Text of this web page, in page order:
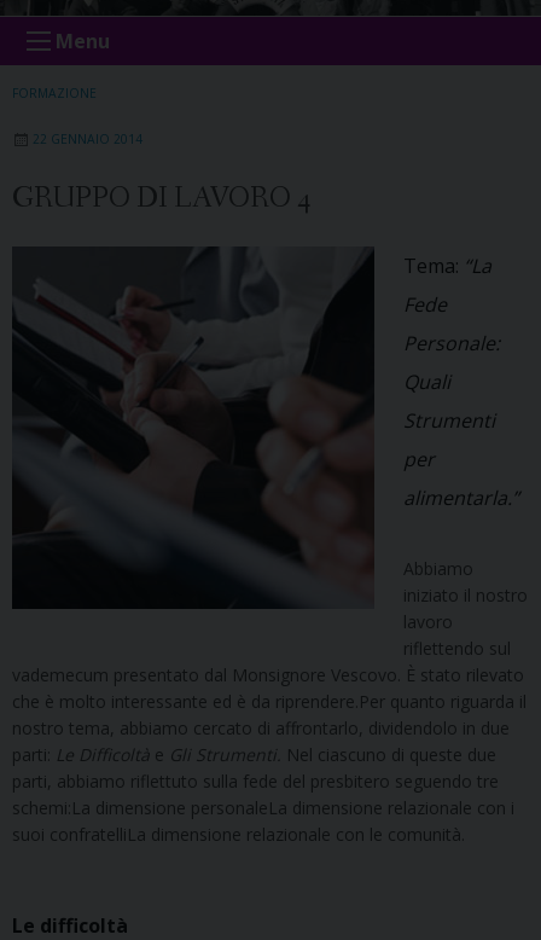
Menu
FORMAZIONE
22 GENNAIO 2014
GRUPPO DI LAVORO 4
Tema: “La
Fede
Personale:
Quali
Strumenti
per
alimentarla.”
Abbiamo
iniziato il nostro
lavoro
riflettendo sul
vademecum presentato dal Monsignore Vescovo. È stato rilevato
che è molto interessante ed è da riprendere.Per quanto riguarda il
nostro tema, abbiamo cercato di affrontarlo, dividendolo in due
parti: Le Difficoltà e Gli Strumenti. Nel ciascuno di queste due
parti, abbiamo riflettuto sulla fede del presbitero seguendo tre
schemi:La dimensione personaleLa dimensione relazionale con i
suoi confratelliLa dimensione relazionale con le comunità.
Le difficoltà